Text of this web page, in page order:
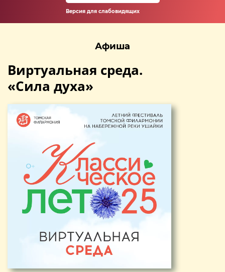
Версия для слабовидящих
Афиша
Виртуальная среда.
«Сила духа»